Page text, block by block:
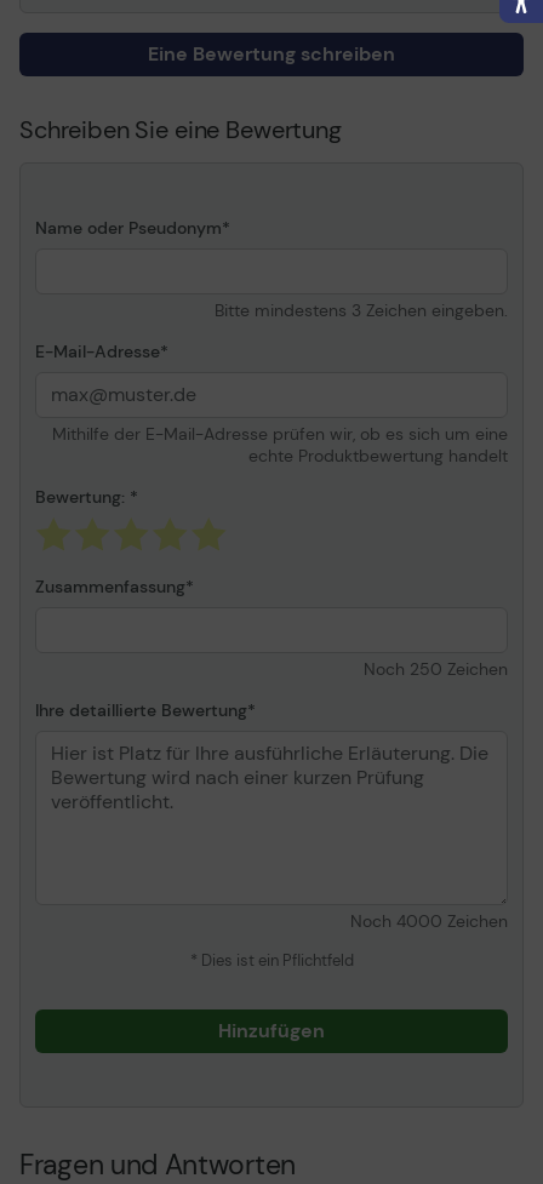
Eine Bewertung schreiben
Schreiben Sie eine Bewertung
Name oder Pseudonym
Bitte mindestens 3 Zeichen eingeben.
E-Mail-Adresse
Mithilfe der E-Mail-Adresse prüfen wir, ob es sich um eine
echte Produktbewertung handelt
Bewertung:
Zusammenfassung
Noch 250 Zeichen
Ihre detaillierte Bewertung
Noch 4000 Zeichen
* Dies ist ein Pflichtfeld
Hinzufügen
Fragen und Antworten